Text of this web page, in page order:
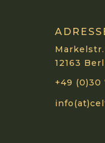
Markelstr.
12163
+49 (0)30